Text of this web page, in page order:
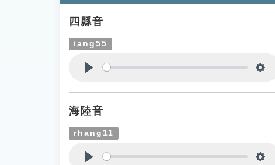
四縣音
iang55
海陸音
rhang11